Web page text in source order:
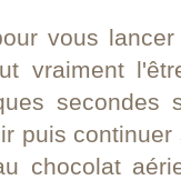
vous
vraiment
secondes
puis
chocolat